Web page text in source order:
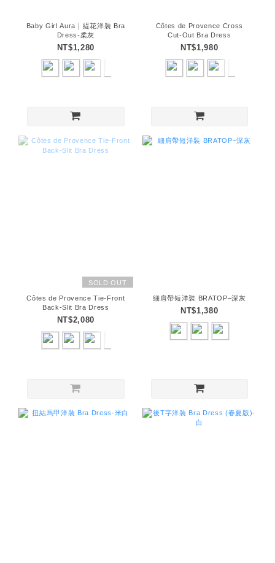
Baby Girl Aura｜緹花洋裝 Bra
Dress-柔灰
NT$1,280
Côtes de Provence Cross
Cut-Out Bra Dress
NT$1,980
SOLD OUT
Côtes de Provence Tie-Front
Back-Slit Bra Dress
NT$2,080
細肩帶短洋裝 BRATOP–深灰
NT$1,380